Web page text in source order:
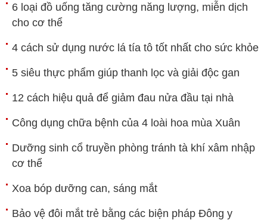
6 loại đồ uống tăng cường năng lượng, miễn dịch
cho cơ thể
4 cách sử dụng nước lá tía tô tốt nhất cho sức khỏe
5 siêu thực phẩm giúp thanh lọc và giải độc gan
12 cách hiệu quả để giảm đau nửa đầu tại nhà
Công dụng chữa bệnh của 4 loài hoa mùa Xuân
Dưỡng sinh cổ truyền phòng tránh tà khí xâm nhập
cơ thể
Xoa bóp dưỡng can, sáng mắt
Bảo vệ đôi mắt trẻ bằng các biện pháp Đông y